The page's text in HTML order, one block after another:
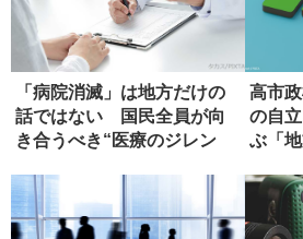
「病院消滅」は地方だけの
話ではない 国民全員が向
き合うべき“医療のジレン
高市
の自
ぶ「